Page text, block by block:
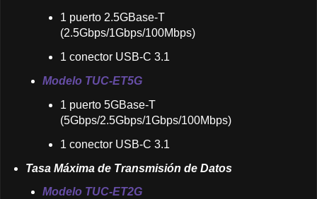
1 puerto 2.5GBase-T
(2.5Gbps/1Gbps/100Mbps)
1 conector USB-C 3.1
Modelo TUC-ET5G
1 puerto 5GBase-T
(5Gbps/2.5Gbps/1Gbps/100Mbps)
1 conector USB-C 3.1
Tasa Máxima de Transmisión de Datos
Modelo TUC-ET2G